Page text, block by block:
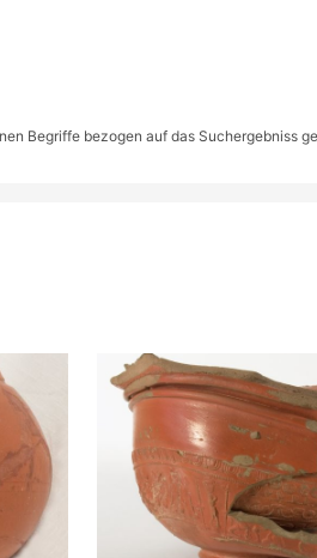
Begriffe bezogen auf das Suchergebniss